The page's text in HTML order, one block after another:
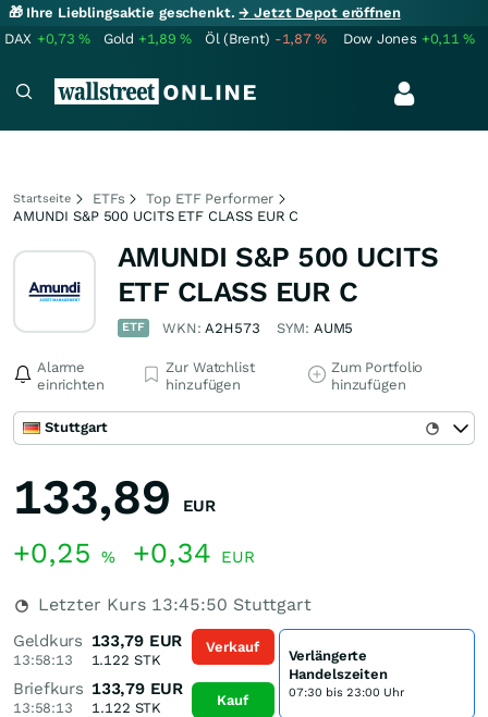
🎁 Ihre Lieblingsaktie geschenkt.→ Jetzt Depot eröffnen
DAX +0,73% Gold +1,89% Öl (Brent) -1,87% Dow Jones +0,11%
Startseite ETFs
Top ETF Performer
AMUNDI S&P 500 UCITS ETF CLASS EUR C
AMUNDI S&P 500 UCITS
ETF CLASS EUR C
ETF WKN:A2H573 SYM: AUM5
Alarme
einrichten
Zur Watchlist
hinzufügen
Zum Portfolio
hinzufügen
Stuttgart
133,89 EUR
+0,25 % +0,34 EUR
Letzter Kurs 13:45:50 Stuttgart
Geldkurs
13:58:13
133,79 EUR
1.122 STK
Briefkurs
13:58:13
133,79 EUR
1.122 STK
Verkauf
Kauf
Verlängerte
Handelszeiten
07:30 bis 23:00 Uhr